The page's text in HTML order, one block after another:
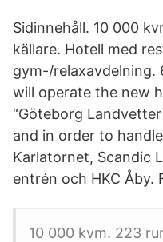
Sidinnehåll. ​​​10 000
källare. Hotell med
gym-/relaxavdelning.
will operate the new
“Göteborg
and in order to
Karlatornet, Scandic
entrén och HKC Åby.
​​​10 000 kvm. 223